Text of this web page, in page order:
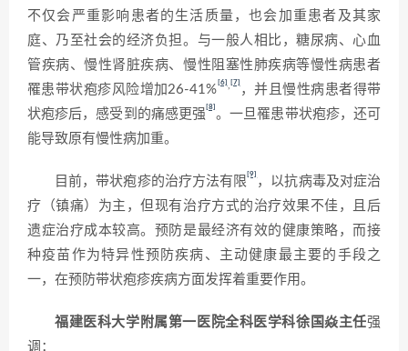
不仅会严重影响患者的生活质量，也会加重患者及其家
庭、乃至社会的经济负担。与一般人相比，糖尿病、心血
管疾病、慢性肾脏疾病、慢性阻塞性肺疾病等慢性病患者
罹患带状疱疹风险增加26-41%
[6], [7]
，并且慢性病患者得带
状疱疹后，感受到的痛感更强
[8]
。一旦罹患带状疱疹，还可
能导致原有慢性病加重。
目前，带状疱疹的治疗方法有限
[9]
，以抗病毒及对症治
疗（镇痛）为主，但现有治疗方式的治疗效果不佳，且后
遗症治疗成本较高。预防是最经济有效的健康策略，而接
种疫苗作为特异性预防疾病、主动健康最主要的手段之
一，在预防带状疱疹疾病方面发挥着重要作用。
福建医科大学附属第一医院全科医学科徐国焱主任强
调：